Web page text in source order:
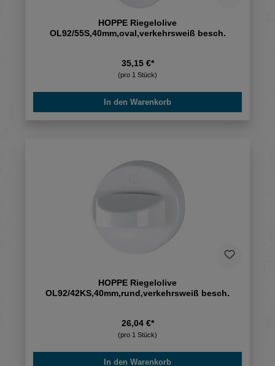
HOPPE Riegelolive
OL92/55S,40mm,oval,verkehrsweiß besch.
35,15 €*
(pro 1 Stück)
In den Warenkorb
HOPPE Riegelolive
OL92/42KS,40mm,rund,verkehrsweiß besch.
26,04 €*
(pro 1 Stück)
In den Warenkorb